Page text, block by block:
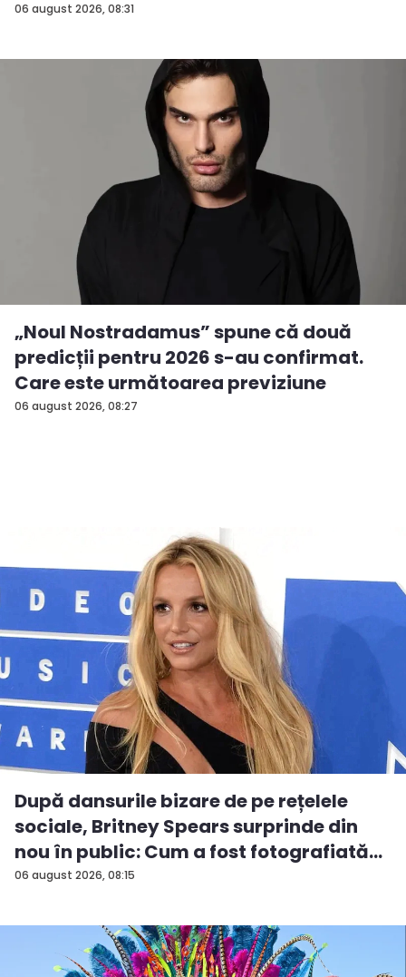
06 august 2026, 08:31
06 august 2026, 08:27
„Noul Nostradamus” spune că două
predicții pentru 2026 s-au confirmat.
Care este următoarea previziune
06 august 2026, 08:15
După dansurile bizare de pe rețelele
sociale, Britney Spears surprinde din
nou în public: Cum a fost fotografiată
î...